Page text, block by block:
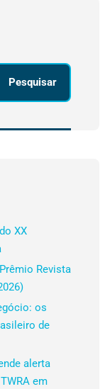
Pesquisar
XX
Revista
os
de
alerta
em